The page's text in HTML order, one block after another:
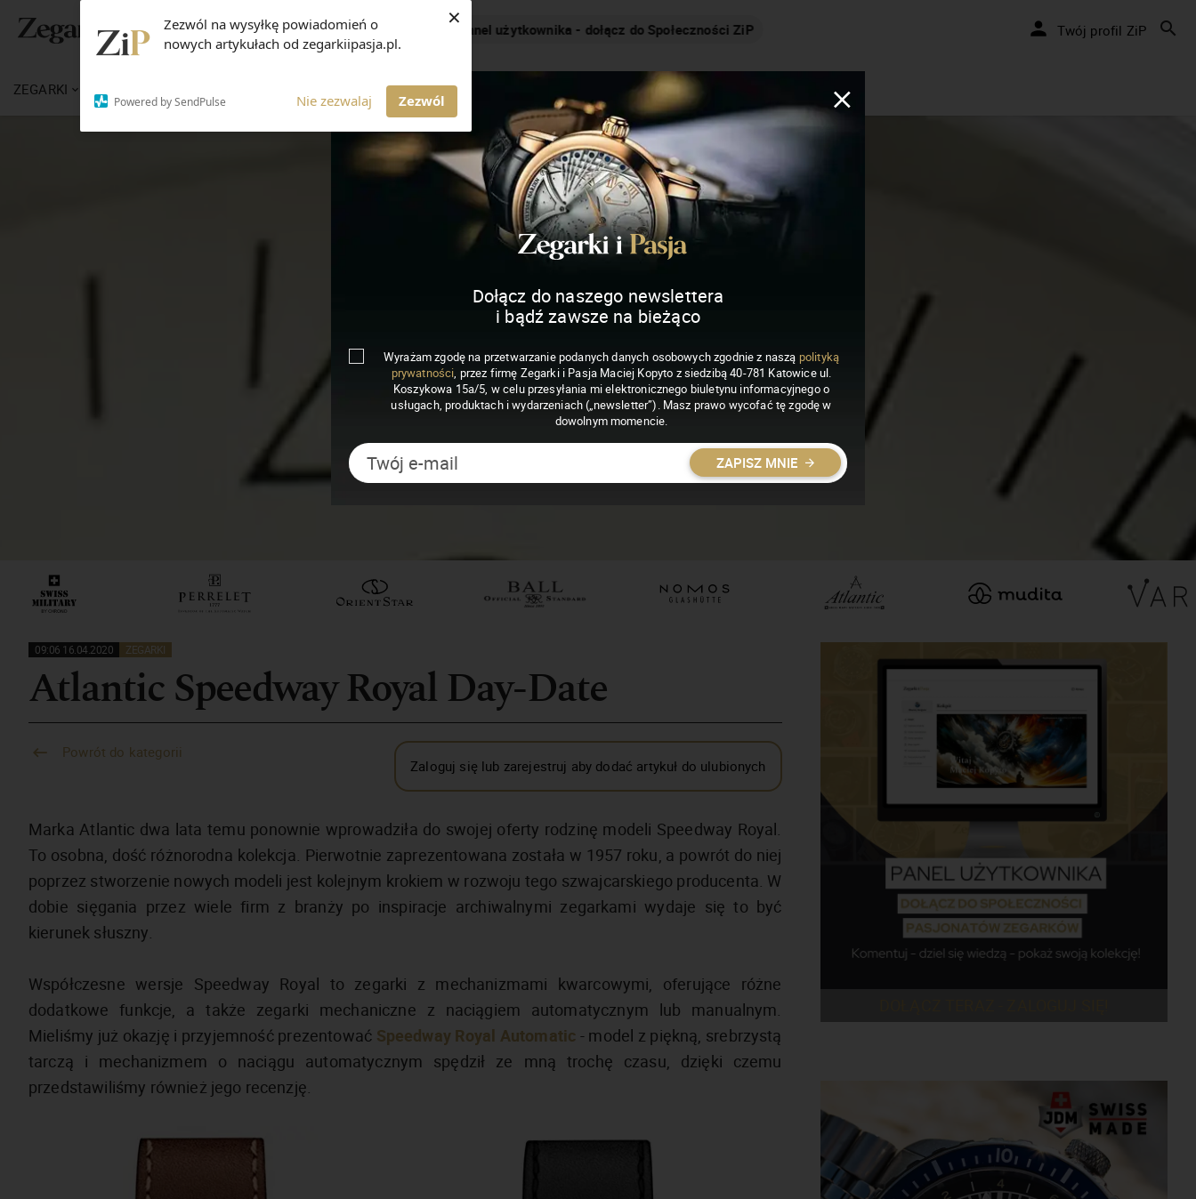
Zezwól na wysyłkę powiadomień o
nowych artykułach od zegarkiipasja.pl.
Powered by SendPulse Nie zezwalaj Zezwól
× Nakręcamy pozytywnie... cały czas! Twój profil ZiP
ZEGARKI MAGAZYN ZEGARKI I PASJA
09:06 16.04.2020 ZEGARKI
Atlantic Speedway Royal Day-Date
Powrót do kategorii
Zaloguj się lub zarejestruj aby dodać artykuł do ulubionych
Marka Atlantic dwa lata temu ponownie wprowadziła do swojej oferty rodzinę modeli Speedway Royal.
To osobna, dość różnorodna kolekcja. Pierwotnie zaprezentowana została w 1957 roku, a powrót do niej
poprzez stworzenie nowych modeli jest kolejnym krokiem w rozwoju tego szwajcarskiego producenta. W
dobie sięgania przez wiele firm z branży po inspiracje archiwalnymi zegarkami wydaje się to być
kierunek słuszny.
Współczesne wersje Speedway Royal to zegarki z mechanizmami kwarcowymi, oferujące różne
dodatkowe funkcje, a także zegarki mechaniczne z naciągiem automatycznym lub manualnym.
Mieliśmy już okazję i przyjemność prezentować Speedway Royal Automatic - model z piękną, srebrzystą
tarczą i mechanizmem o naciągu automatycznym spędził ze mną trochę czasu, dzięki czemu
przedstawiliśmy również jego recenzję.
Dołącz do naszego newslettera
i bądź zawsze na bieżąco
Wyrażam zgodę na przetwarzanie podanych danych osobowych zgodnie z naszą polityką
prywatności, przez firmę Zegarki i Pasja Maciej Kopyto z siedzibą 40-781 Katowice ul.
Koszykowa 15a/5, w celu przesyłania mi elektronicznego biuletynu informacyjnego o
usługach, produktach i wydarzeniach („newsletter”). Masz prawo wycofać tę zgodę w
dowolnym momencie.
ZAPISZ MNIE